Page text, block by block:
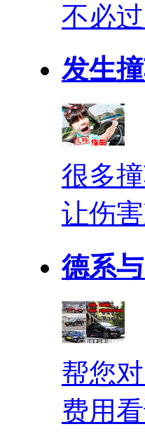
不必
发生
很多
让伤
德系
帮您
费用